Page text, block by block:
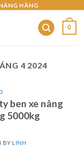
HÀNG
0
4 2024
ben xe nâng
5000kg
BYLINH